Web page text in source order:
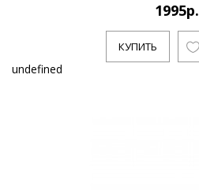
1995р.
КУПИТЬ
undefined